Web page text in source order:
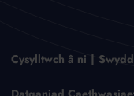
Cysylltwch â ni